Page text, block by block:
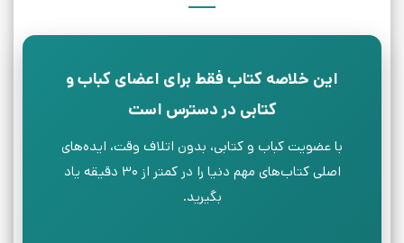
این خلاصه کتاب فقط برای اعضای کباب و
کتابی در دسترس است
با عضویت کباب و کتابی، بدون اتلاف وقت، ایده‌های
اصلی کتاب‌های مهم دنیا را در کمتر از ۳۰ دقیقه یاد
بگیرید.